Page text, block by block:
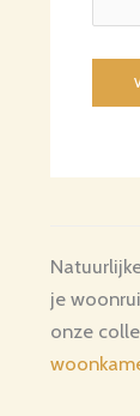
je
onze